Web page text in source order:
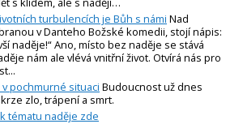
turbulencích je Bůh s námi Nad
v Danteho Božské komedii, stojí nápis:
naděje!“ Ano, místo bez naděje se stává
nám ale vlévá vnitřní život. Otvírá nás pro
pochmurné situaci Budoucnost už dnes
zlo, trápení a smrt.
tématu naděje zde